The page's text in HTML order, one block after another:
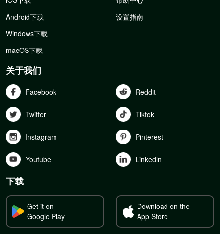
Android下载
Windows下载
macOS下载
设置指南
关于我们
Facebook Reddit
Twitter Tiktok
Instagram Pinterest
Youtube Linkedln
下载
Get it on
Google Play
Download on the
App Store